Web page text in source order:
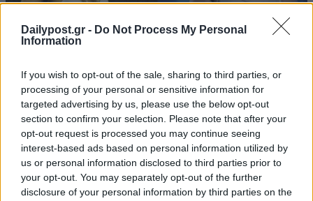
Dailypost.gr - Do Not Process My Personal
Information
If you wish to opt-out of the sale, sharing to third parties, or
processing of your personal or sensitive information for
targeted advertising by us, please use the below opt-out
section to confirm your selection. Please note that after your
opt-out request is processed you may continue seeing
interest-based ads based on personal information utilized by
us or personal information disclosed to third parties prior to
your opt-out. You may separately opt-out of the further
disclosure of your personal information by third parties on the